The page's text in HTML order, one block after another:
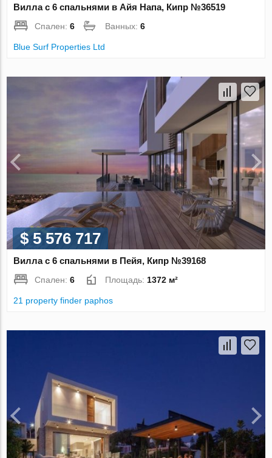
Вилла с 6 спальнями в Айя Напа, Кипр №36519
Спален:6 Ванных:6
Blue Surf Properties Ltd
$ 5 576 717
Вилла с 6 спальнями в Пейя, Кипр №39168
Спален:6 Площадь: 1372 м²
21 property finder paphos